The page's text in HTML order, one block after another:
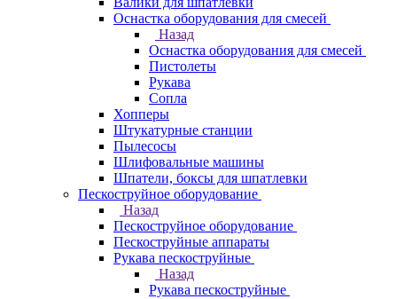
Оснастка оборудования для смесей
Назад
Оснастка оборудования для смесей
Пистолеты
Рукава
Сопла
Хопперы
Штукатурные станции
Пылесосы
Шлифовальные машины
Шпатели, боксы для шпатлевки
Пескоструйное оборудование
Назад
Пескоструйное оборудование
Пескоструйные аппараты
Рукава пескоструйные
Назад
Рукава пескоструйные